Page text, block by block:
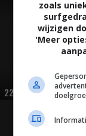
22:25
HUMOR
zoals
wijzigen
'Meer